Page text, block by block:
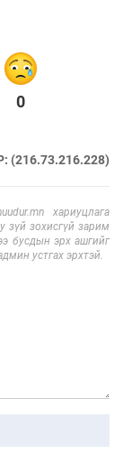
0
(216.73.216.228)
хариуцлага
зүй зохисгүй зарим
бусдын эрх ашгийг
устгах эрхтэй.